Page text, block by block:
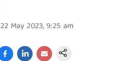
22 May 2023, 9:25 am